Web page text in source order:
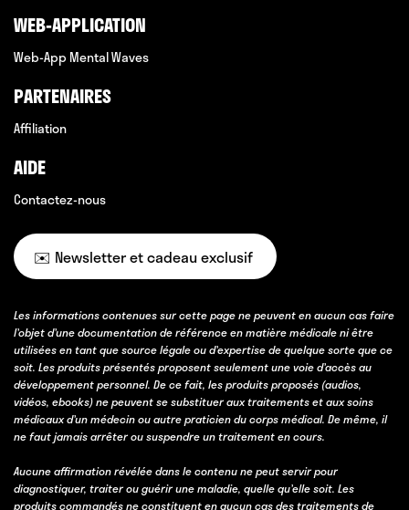
WEB-APPLICATION
Web-App Mental Waves
PARTENAIRES
Affiliation
AIDE
Contactez-nous
✉️ Newsletter et cadeau exclusif
Les informations contenues sur cette page ne peuvent en aucun cas faire
l’objet d’une documentation de référence en matière médicale ni être
utilisées en tant que source légale ou d’expertise de quelque sorte que ce
soit. Les produits présentés proposent seulement une voie d’accès au
développement personnel. De ce fait, les produits proposés (audios,
vidéos, ebooks) ne peuvent se substituer aux traitements et aux soins
médicaux d’un médecin ou autre praticien du corps médical. De même, il
ne faut jamais arrêter ou suspendre un traitement en cours.
Aucune affirmation révélée dans le contenu ne peut servir pour
diagnostiquer, traiter ou guérir une maladie, quelle qu’elle soit. Les
produits commandés ne constituent en aucun cas des traitements de